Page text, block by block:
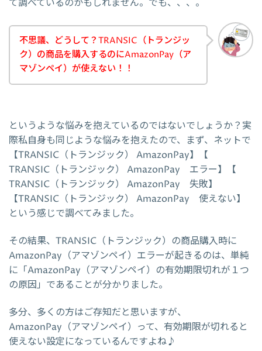
て調べているのかもしれません。でも、、、。
不思議、どうして？TRANSIC（トランジッ
ク）の商品を購入するのにAmazonPay（ア
マゾンペイ）が使えない！！
というような悩みを抱えているのではないでしょうか？実
際私自身も同じような悩みを抱えたので、まず、ネットで
【TRANSIC（トランジック） AmazonPay】【
TRANSIC（トランジック） AmazonPay エラー】【
TRANSIC（トランジック） AmazonPay 失敗】
【TRANSIC（トランジック） AmazonPay 使えない】
という感じで調べてみました。
その結果、TRANSIC（トランジック）の商品購入時に
AmazonPay（アマゾンペイ）エラーが起きるのは、単純
に「AmazonPay（アマゾンペイ）の有効期限切れが１つ
の原因」であることが分かりました。
多分、多くの方はご存知だと思いますが、
AmazonPay（アマゾンペイ）って、有効期限が切れると
使えない設定になっているんですよね♪